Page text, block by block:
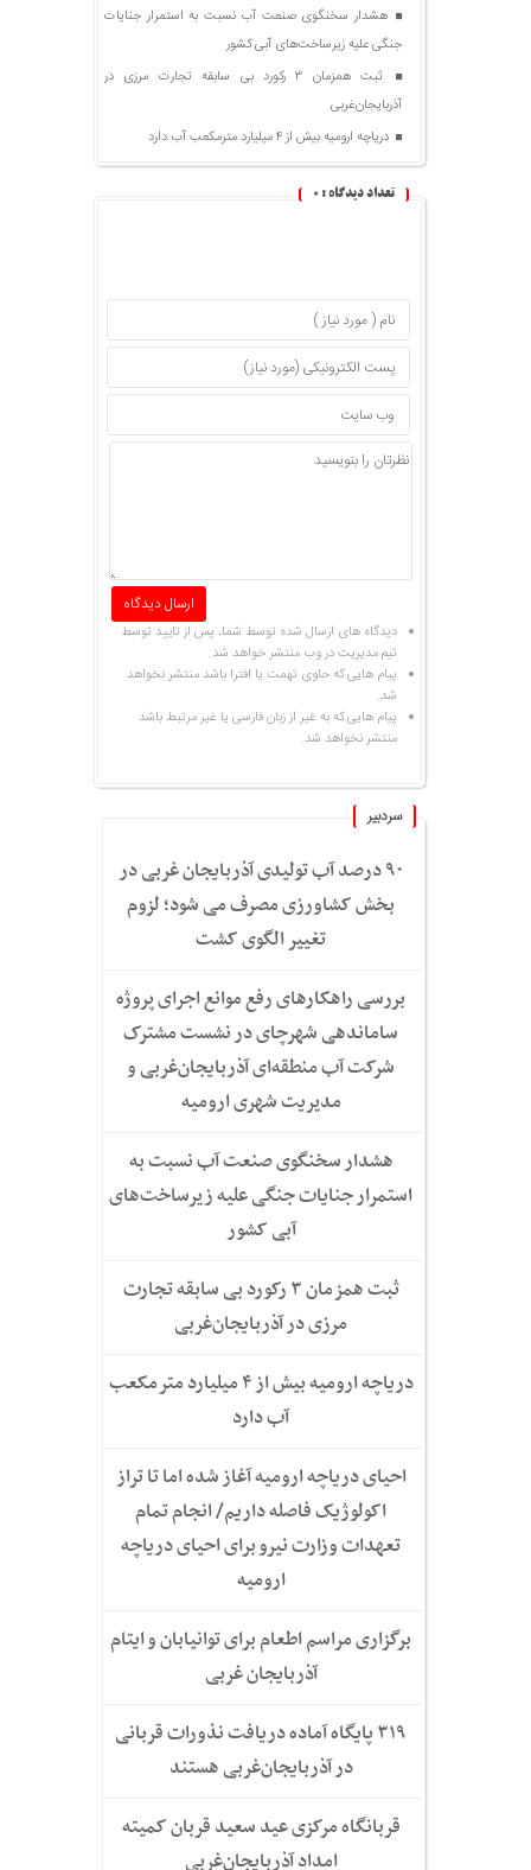
هشدار سخنگوی صنعت آب نسبت به استمرار جنایات
جنگی علیه زیرساخت‌های آبی کشور
ثبت همزمان ۳ رکورد بی سابقه تجارت مرزی در
آذربایجان‌غربی
دریاچه ارومیه بیش از ۴ میلیارد مترمکعب آب دارد
تعداد دیدگاه : ۰
دیدگاه های ارسال شده توسط شما، پس از تایید توسط
تیم مدیریت در وب منتشر خواهد شد.
پیام هایی که حاوی تهمت یا افترا باشد منتشر نخواهد
شد.
پیام هایی که به غیر از زبان فارسی یا غیر مرتبط باشد
منتشر نخواهد شد.
سردبیر
۹۰ درصد آب تولیدی آذربایجان غربی در
بخش کشاورزی مصرف می شود؛ لزوم
تغییر الگوی کشت
بررسی راهکارهای رفع موانع اجرای پروژه
ساماندهی شهرچای در نشست مشترک
شرکت آب منطقه‌ای آذربایجان‌غربی و
مدیریت شهری ارومیه
هشدار سخنگوی صنعت آب نسبت به
استمرار جنایات جنگی علیه زیرساخت‌های
آبی کشور
ثبت همزمان ۳ رکورد بی سابقه تجارت
مرزی در آذربایجان‌غربی
دریاچه ارومیه بیش از ۴ میلیارد مترمکعب
آب دارد
احیای دریاچه ارومیه آغاز شده اما تا تراز
اکولوژیک فاصله داریم/ انجام تمام
تعهدات وزارت نیرو برای احیای دریاچه
ارومیه
برگزاری مراسم اطعام برای توانیابان و ایتام
آذربایجان غربی
۳۱۹ پایگاه آماده دریافت نذورات قربانی
در آذربایجان‌غربی هستند
قربانگاه مرکزی عید سعید قربان کمیته
امداد آذربایجان‌غربی